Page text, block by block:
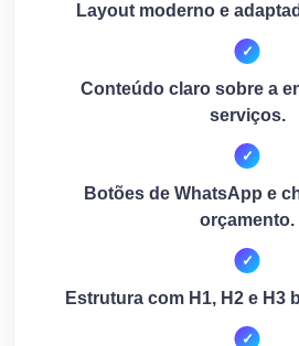
Layout moderno e
Conteúdo claro sobre a
serviços.
Botões de WhatsApp e
orçamento.
Estrutura com H1, H2 e H3